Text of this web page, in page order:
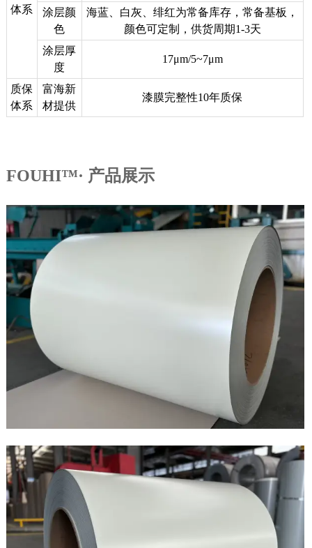
体系
涂层颜
色
海蓝、白灰、绯红为常备库存，常备基板，
颜色可定制，供货周期1-3天
涂层厚
度
17μm/5~7μm
质保
体系
富海新
材提供
漆膜完整性10年质保
FOUHI™· 产品展示